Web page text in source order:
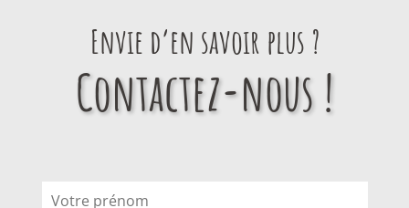
Envie d’en savoir plus ?
Contactez-nous !